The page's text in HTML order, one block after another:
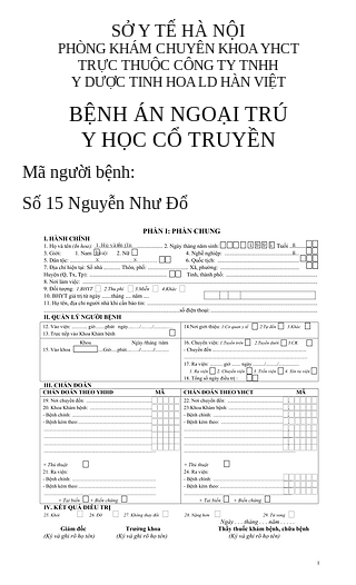
SỞ Y TẾ HÀ NỘI
PHÒNG KHÁM CHUYÊN KHOA YHCT
TRỰC THUỘC CÔNG TY TNHH
Y DƯỢC TINH HOA LD HÀN VIỆT
BỆNH ÁN NGOẠI TRÚ
Y HỌC CỔ TRUYỀN
Mã người bệnh:
Số 15 Nguyễn Như Đổ
1. Họ và tên (In
hoa):
1 9 9 5
8
8
X
X